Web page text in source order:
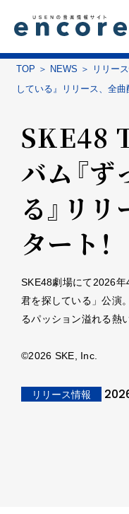
TOP NEWS リリー
している』リリース、全曲
SKE48
バム『
る』リ
タート！
SKE48劇場にて2026
君を探している」公演
るパッション溢れる熱
©2026 SKE, Inc.
リリース情報